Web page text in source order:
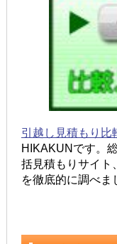
引越し見積もり比
HIKAKUNです。
括見積もりサイト
を徹底的に調べま